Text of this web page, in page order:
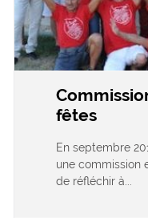
fêtes
En septembre
une commission
de réfléchir à...